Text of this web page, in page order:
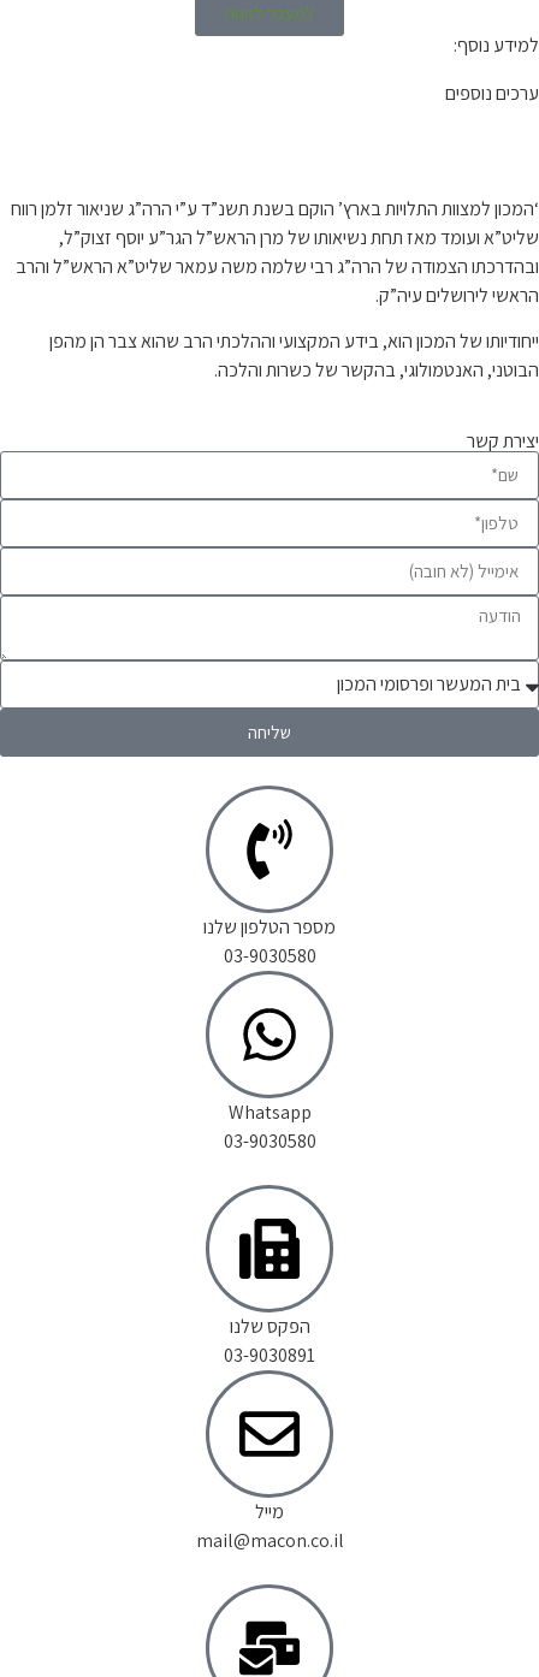
למעבר לחנות
למידע נוסף:
ערכים נוספים
‘המכון למצוות התלויות בארץ’ הוקם בשנת תשנ”ד ע”י הרה”ג שניאור זלמן רווח
שליט”א ועומד מאז תחת נשיאותו של מרן הראש”ל הגר”ע יוסף זצוק”ל,
ובהדרכתו הצמודה של הרה”ג רבי שלמה משה עמאר שליט”א הראש”ל והרב
הראשי לירושלים עיה”ק.
ייחודיותו של המכון הוא, בידע המקצועי וההלכתי הרב שהוא צבר הן מהפן
הבוטני, האנטמולוגי, בהקשר של כשרות והלכה.
יצירת קשר
שליחה
מספר הטלפון שלנו
03-9030580
Whatsapp
03-9030580
הפקס שלנו
03-9030891
מייל
mail@macon.co.il